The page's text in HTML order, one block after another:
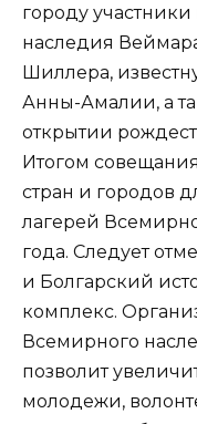
городу
наследия
Шиллера,
Анны-Амалии, а
открытии
Итогом
стран и городов
лагерей
года. Следует
и Болгарский
комплекс.
Всемирного
позволит
молодежи,